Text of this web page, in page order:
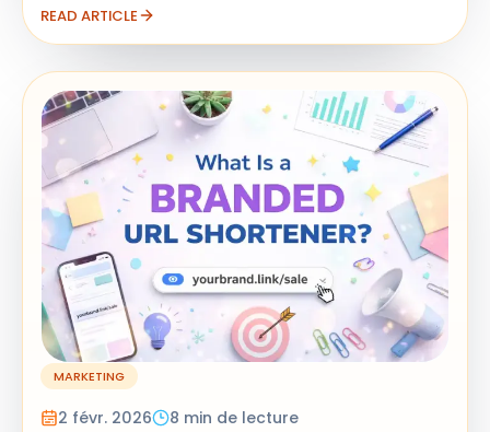
READ ARTICLE
MARKETING
2 févr. 2026 8 min de lecture